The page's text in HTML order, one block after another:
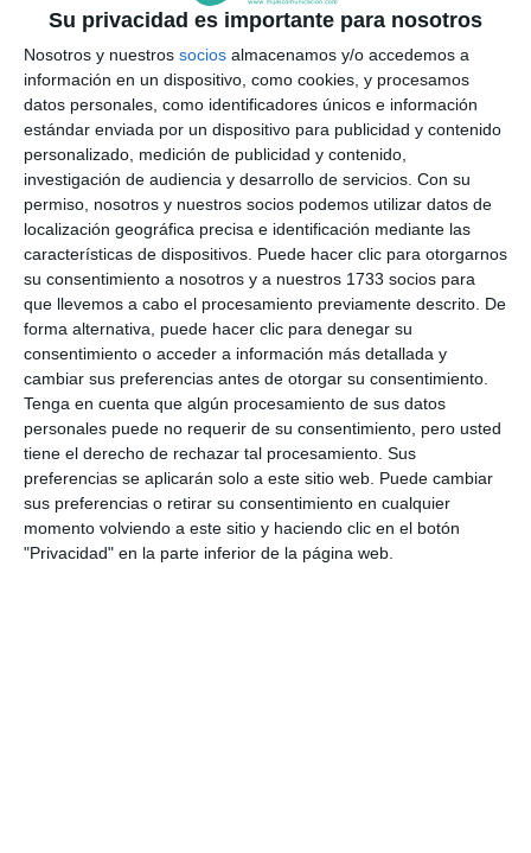
Su privacidad es importante para nosotros
Nosotros y nuestros socios almacenamos y/o accedemos a
información en un dispositivo, como cookies, y procesamos
datos personales, como identificadores únicos e información
estándar enviada por un dispositivo para publicidad y contenido
personalizado, medición de publicidad y contenido,
investigación de audiencia y desarrollo de servicios. Con su
permiso, nosotros y nuestros socios podemos utilizar datos de
localización geográfica precisa e identificación mediante las
características de dispositivos. Puede hacer clic para otorgarnos
su consentimiento a nosotros y a nuestros 1733 socios para
que llevemos a cabo el procesamiento previamente descrito. De
forma alternativa, puede hacer clic para denegar su
consentimiento o acceder a información más detallada y
cambiar sus preferencias antes de otorgar su consentimiento.
Tenga en cuenta que algún procesamiento de sus datos
personales puede no requerir de su consentimiento, pero usted
tiene el derecho de rechazar tal procesamiento. Sus
preferencias se aplicarán solo a este sitio web. Puede cambiar
sus preferencias o retirar su consentimiento en cualquier
momento volviendo a este sitio y haciendo clic en el botón
"Privacidad" en la parte inferior de la página web.
El programa Mijas Reforesta
consigue el primer Premio
Internacional Bandera Azul
2026
ACTUALIDAD
La Cala de Mijas acoge el II
Festival Somos Uno con
participación internacional
ACTUALIDAD
El CPM Costa del Sol clausura su
Semana de Internacionalización
en el Manuel España
ACTUALIDAD
Mijas inaugura este jueves la
Feria del Libro coincidiendo con
su día internacional
ACTUALIDAD